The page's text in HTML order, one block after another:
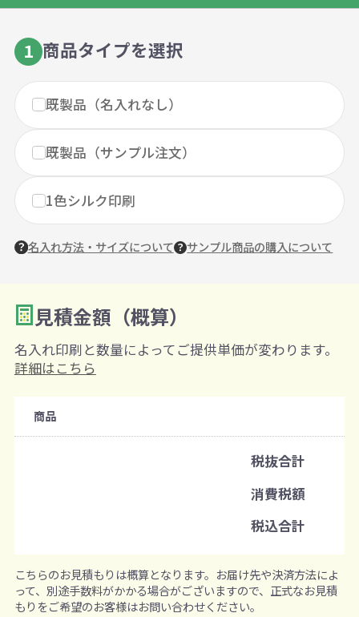
1 商品タイプを選択
既製品（名入れなし）
既製品（サンプル注文）
1色シルク印刷
名入れ方法・サイズについて サンプル商品の購入について
2 数量を入力
購入条件
既製品：100枚から
名入れあり：100枚から
※既製品サンプルは各色3個まで
見積金額（概算）
名入れ印刷と数量によってご提供単価が変わります。
詳細はこちら
商品
税抜合計
消費税額
税込合計
こちらのお見積もりは概算となります。お届け先や決済方法によ
って、別途手数料がかかる場合がございますので、正式なお見積
もりをご希望のお客様はお問い合わせください。